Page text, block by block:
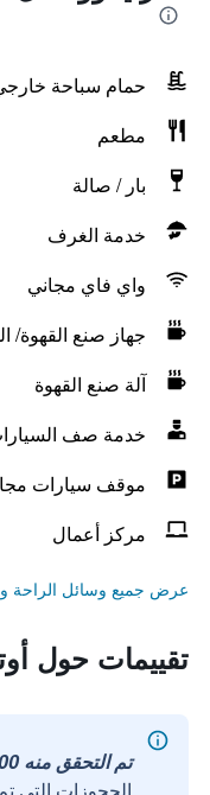
حمام سباحة
مطعم
بار / صالة
خدمة الغرف
واي فاي مجاني
جهاز صنع القهوة/
آلة صنع القهوة
خدمة صف
موقف سيارات
مركز أعمال
عرض جميع وسائل الراحة
تقييمات حول
تم التحقق منه 100%